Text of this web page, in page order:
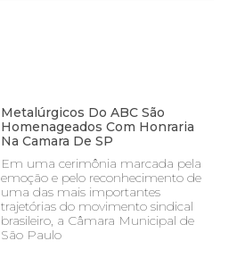
Metalúrgicos Do ABC São
Homenageados Com Honraria
Na Camara De SP
Em uma cerimônia marcada pela
emoção e pelo reconhecimento de
uma das mais importantes
trajetórias do movimento sindical
brasileiro, a Câmara Municipal de
São Paulo